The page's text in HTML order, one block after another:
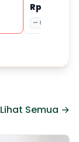
Rp 80.000
— Stabil 0%
Lihat Semua →